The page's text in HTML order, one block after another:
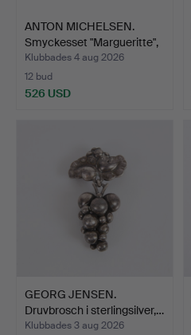
ANTON MICHELSEN.
Smyckesset "Margueritte",
…
Klubbades 4 aug 2026
12 bud
526 USD
GEORG JENSEN.
Druvbrosch i sterlingsilver,…
Klubbades 3 aug 2026